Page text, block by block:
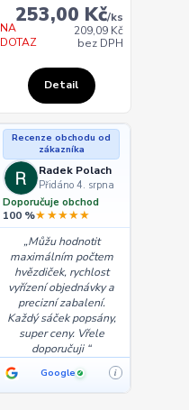
253,00 Kč/ks
209,09 Kč
bez DPH
NA
DOTAZ
Detail
Recenze obchodu od
zákazníka
Radek Polach
Přidáno 4. srpna
Doporučuje obchod
100 %★★★★★
Můžu hodnotit
maximálním počtem
hvězdiček, rychlost
vyřízení objednávky a
precizní zabalení.
Každý sáček popsány,
super ceny. Vřele
doporučuji
Google ✓ i